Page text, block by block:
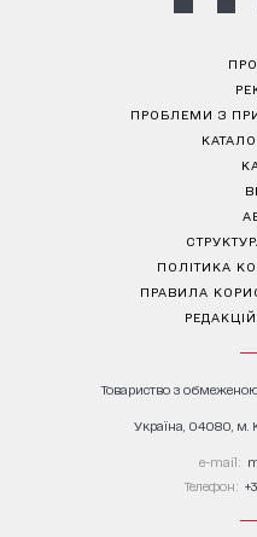
ПРОБЛЕМИ З
ПОЛІТИКА
ПРАВИЛА
Товариство з
Україна, 04080, м.
е-mail:
Телефон: